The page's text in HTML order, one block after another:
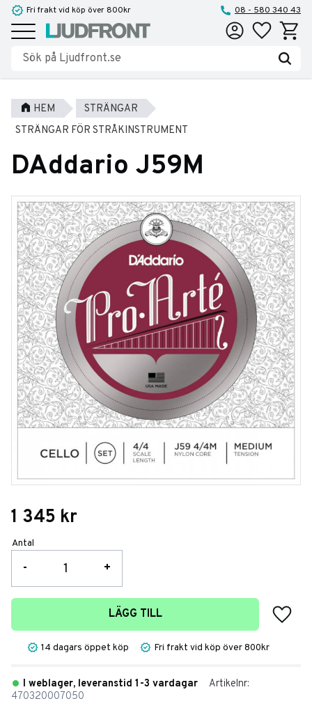
Meny
Fri frakt vid köp över 800kr 08 - 580 340 43
Favoriter
HEM
STRÄNGAR
STRÄNGAR FÖR STRÅKINSTRUMENT
DAddario J59M
1 345 kr
Antal
+
-
LÄGG TILL
Lägg
14 dagars öppet köp Fri frakt vid köp över 800kr
I weblager, leveranstid 1-3 vardagar
Artikelnr
470320007050